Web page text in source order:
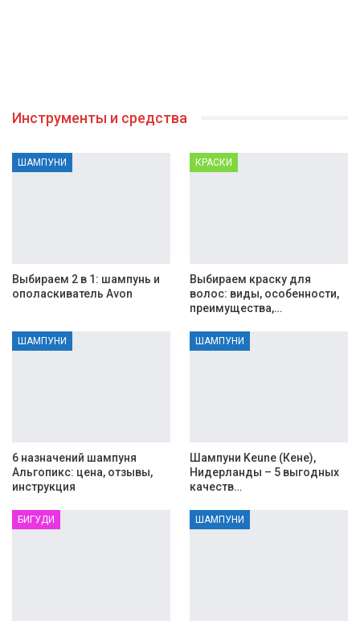
Инструменты и средства
ШАМПУНИ
Выбираем 2 в 1: шампунь и
ополаскиватель Avon
КРАСКИ
Выбираем краску для
волос: виды, особенности,
преимущества,…
ШАМПУНИ
6 назначений шампуня
Альгопикс: цена, отзывы,
инструкция
ШАМПУНИ
Шампуни Keune (Кене),
Нидерланды – 5 выгодных
качеств…
БИГУДИ ШАМПУНИ